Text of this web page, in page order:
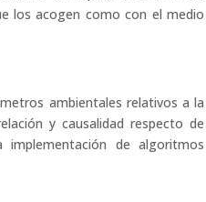
los acogen como con el medio
ambientales relativos a la
y causalidad respecto de
de algoritmos